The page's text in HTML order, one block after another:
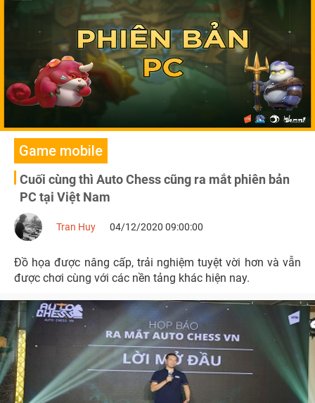
Game mobile
Cuối cùng thì Auto Chess cũng ra mắt phiên bản
PC tại Việt Nam
Tran Huy 04/12/2020 09:00:00
Đồ họa được nâng cấp, trải nghiệm tuyệt vời hơn và vẫn
được chơi cùng với các nền tảng khác hiện nay.